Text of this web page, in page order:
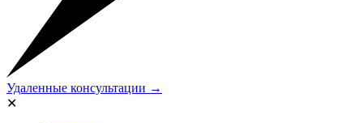
Удаленные консультации →
✕